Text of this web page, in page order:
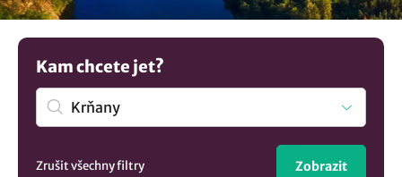
cílů a co navštívit, kterou jsme pro turisty vytvořili. Z
našich tipů kam na výlet namátkou představujeme tyto
Smetanova vyhlídka
nádhernými výhledy na Vltavu
územně pod Středočeský kraj? Vypravit se na výlet
znamená obohatit svůj život. Každý výlet přináší nejen
odpočinek, ale i možnost objevit nová místa. Ať se vydáte
za poznáním přírodních krás nebo památek, výlet vás
Kam chcete jet?
Zrušit všechny filtry Zobrazit